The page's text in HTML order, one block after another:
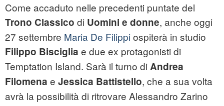
Come accaduto nelle precedenti puntate del
Trono Classico di Uomini e donne, anche oggi
27 settembre Maria De Filippiospiterà in studio
Filippo Bisciglia e due ex protagonisti di
Temptation Island. Sarà il turno di Andrea
Filomena e Jessica Battistello, che a sua volta
avrà la possibilità di ritrovare Alessandro Zarino